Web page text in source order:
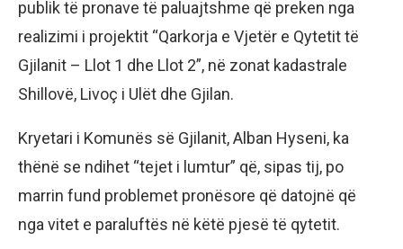
publik të pronave të paluajtshme që preken nga
realizimi i projektit “Qarkorja e Vjetër e Qytetit të
Gjilanit – Llot 1 dhe Llot 2”, në zonat kadastrale
Shillovë, Livoç i Ulët dhe Gjilan.
Kryetari i Komunës së Gjilanit, Alban Hyseni, ka
thënë se ndihet “tejet i lumtur” që, sipas tij, po
marrin fund problemet pronësore që datojnë që
nga vitet e paraluftës në këtë pjesë të qytetit.